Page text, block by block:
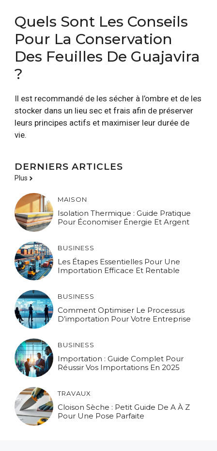
Quels Sont Les Conseils
Pour La Conservation
Des Feuilles De Guajavira
?
Il est recommandé de les sécher à l’ombre et de les
stocker dans un lieu sec et frais afin de préserver
leurs principes actifs et maximiser leur durée de
vie.
DERNIERS ARTICLES
Plus
MAISON
Isolation Thermique : Guide Pratique
Pour Économiser Énergie Et Argent
BUSINESS
Les Étapes Essentielles Pour Une
Importation Efficace Et Rentable
BUSINESS
Comment Optimiser Le Processus
D’importation Pour Votre Entreprise
BUSINESS
Importation : Guide Complet Pour
Réussir Vos Importations En 2025
TRAVAUX
Cloison Sèche : Petit Guide De A À Z
Pour Une Pose Parfaite